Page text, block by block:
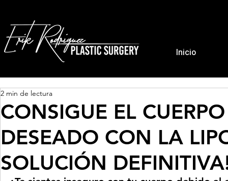
Inicio
CONSIGUE EL
DESEADO CON LA
SOLUCIÓN
2 min de lectura